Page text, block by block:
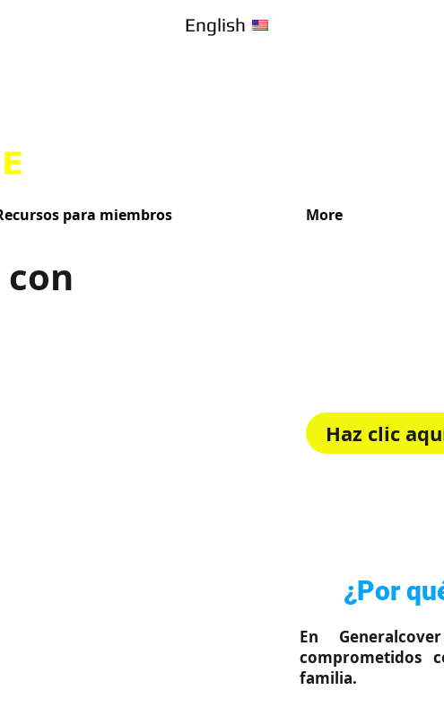
English
para miembros More
Haz clic
¿Por
En
comprometidos
familia.